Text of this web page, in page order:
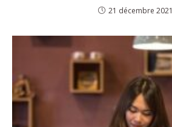
21 décembre 2021